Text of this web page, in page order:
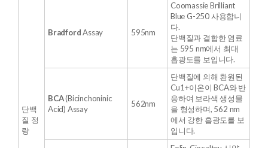
단백
질 정
량
BradfordAssay 595nm
Coomassie Brilliant
Blue G-250 사용합니
다.
단백질과 결합한 염료
는 595 nm에서 최대
흡광도를 보입니다.
BCA(Bicinchoninic
Acid) Assay
562nm
단백질에 의해 환원된
Cu1+이온이 BCA와 반
응하여 보라색 생성물
을 형성하며, 562 nm
에서 강한 흡광도를 보
입니다.